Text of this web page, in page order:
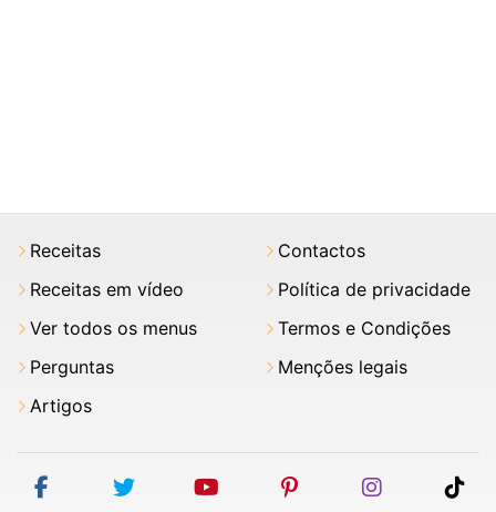
Receitas
Receitas em vídeo
Ver todos os menus
Perguntas
Artigos
Contactos
Política de privacidade
Termos e Condições
Menções legais
facebooktwitter youtubepinterestinstagram